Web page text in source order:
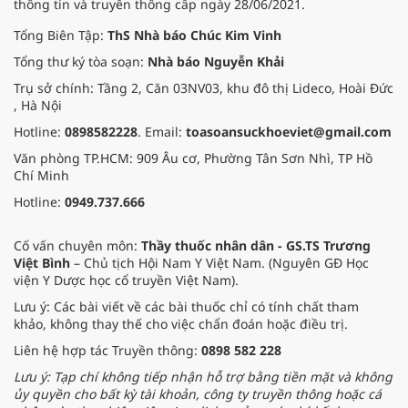
thông tin và truyền thông cấp ngày 28/06/2021.
Tổng Biên Tập: ThS Nhà báo Chúc Kim Vinh
Tổng thư ký tòa soạn: Nhà báo Nguyễn Khải
Trụ sở chính: Tầng 2, Căn 03NV03, khu đô thị Lideco, Hoài Đức
, Hà Nội
Hotline: 0898582228. Email: toasoansuckhoeviet@gmail.com
Văn phòng TP.HCM: 909 Âu cơ, Phường Tân Sơn Nhì, TP Hồ
Chí Minh
Hotline: 0949.737.666
Cố vấn chuyên môn: Thầy thuốc nhân dân - GS.TS Trương
Việt Bình – Chủ tịch Hội Nam Y Việt Nam. (Nguyên GĐ Học
viện Y Dược học cổ truyền Việt Nam).
Lưu ý: Các bài viết về các bài thuốc chỉ có tính chất tham
khảo, không thay thế cho việc chẩn đoán hoặc điều trị.
Liên hệ hợp tác Truyền thông: 0898 582 228
Lưu ý: Tạp chí không tiếp nhận hỗ trợ bằng tiền mặt và không
ủy quyền cho bất kỳ tài khoản, công ty truyền thông hoặc cá